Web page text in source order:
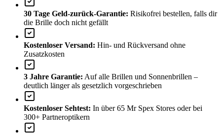
30 Tage Geld-zurück-Garantie: Risikofrei bestellen, falls dir
die Brille doch nicht gefällt
Kostenloser Versand: Hin- und Rückversand ohne
Zusatzkosten
3 Jahre Garantie: Auf alle Brillen und Sonnenbrillen –
deutlich länger als gesetzlich vorgeschrieben
Kostenloser Sehtest: In über 65 Mr Spex Stores oder bei
300+ Partneroptikern